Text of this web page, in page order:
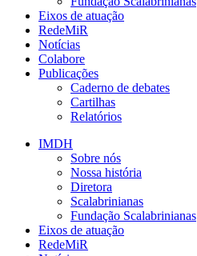
Eixos de atuação
RedeMiR
Notícias​
Colabore
Publicações
Caderno de debates
Cartilhas
Relatórios
IMDH
Sobre nós
Nossa história
Diretora
Scalabrinianas​
Fundação Scalabrinianas​
Eixos de atuação
RedeMiR